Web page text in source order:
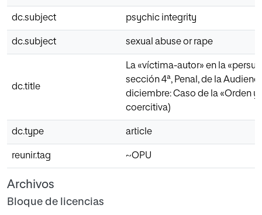
dc.subject psychic integrity
dc.subject sexual abuse or rape
dc.title
La «víctima-autor» en la
sección 4ª, Penal, de la
diciembre: Caso de la «Orden
coercitiva)
dc.type article
reunir.tag ~OPU
Archivos
Bloque de licencias